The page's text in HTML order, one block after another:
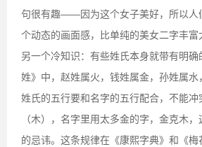
句很有趣——因为这个女子美好，所以人
个动态的画面感，比单纯的美女二字丰富
另一个冷知识：有些姓氏本身就带有明确
姓》中，赵姓属火，钱姓属金，孙姓属
姓氏的五行要和名字的五行配合，不能冲
（木），名字里用太多金的字，金克木
的忌讳。这条规律在《康熙字典》和《梅